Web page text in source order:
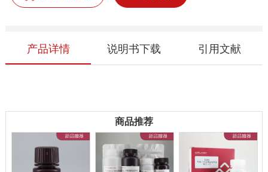
产品详情 说明书下载 引用文献
商品推荐